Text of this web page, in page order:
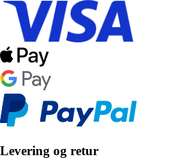
Levering og retur